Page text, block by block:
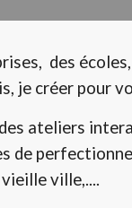
des
je créer pour
ateliers
de
ville,....